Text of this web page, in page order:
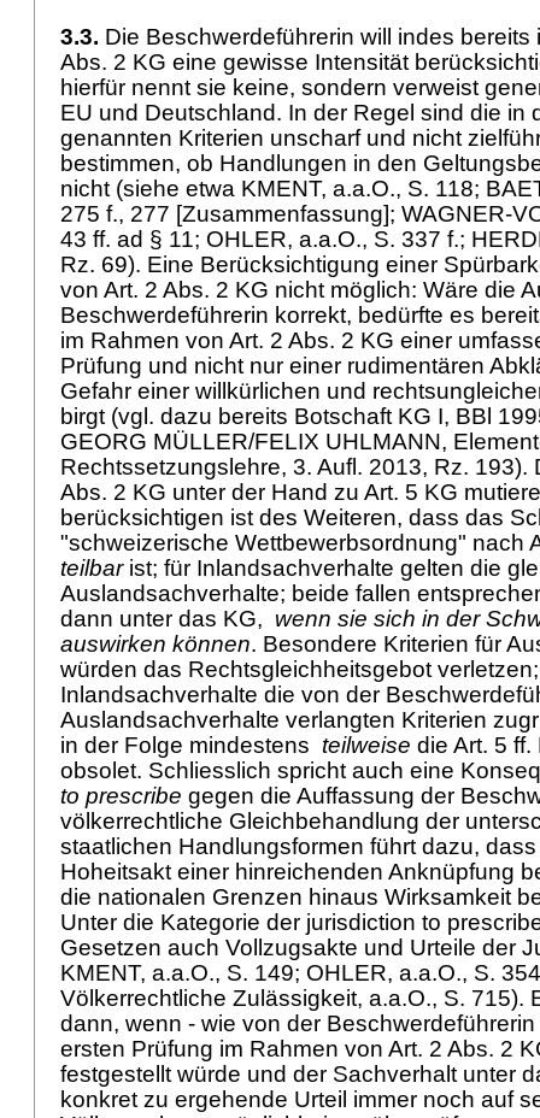
3.3. Die Beschwerdeführerin will indes
Abs. 2 KG eine gewisse Intensität
hierfür nennt sie keine, sondern verweist
EU und Deutschland. In der Regel sind die in
genannten Kriterien unscharf und nicht
bestimmen, ob Handlungen in den
nicht (siehe etwa KMENT, a.a.O., S. 118;
275 f., 277 [Zusammenfassung]; WAGNER-
43 ff. ad § 11; OHLER, a.a.O., S. 337 f.;
Rz. 69). Eine Berücksichtigung einer
von Art. 2 Abs. 2 KG nicht möglich: Wäre die
Beschwerdeführerin korrekt, bedürfte es
im Rahmen von Art. 2 Abs. 2 KG einer
Prüfung und nicht nur einer rudimentären
Gefahr einer willkürlichen und
birgt (vgl. dazu bereits Botschaft KG I, BBl
GEORG MÜLLER/FELIX UHLMANN,
Rechtssetzungslehre, 3. Aufl. 2013, Rz. 193).
Abs. 2 KG unter der Hand zu Art. 5 KG
berücksichtigen ist des Weiteren, dass das
"schweizerische Wettbewerbsordnung" nach
teilbarist; für Inlandsachverhalte gelten die
Auslandsachverhalte; beide fallen
dann unter das KG, wenn sie sich in der
auswirken können. Besondere Kriterien für
würden das Rechtsgleichheitsgebot
Inlandsachverhalte die von der
Auslandsachverhalte verlangten Kriterien
in der Folge mindestens teilweise die Art. 5 ff.
obsolet. Schliesslich spricht auch eine
to prescribe gegen die Auffassung der
völkerrechtliche Gleichbehandlung der
staatlichen Handlungsformen führt dazu,
Hoheitsakt einer hinreichenden Anknüpfung
die nationalen Grenzen hinaus Wirksamkeit
Unter die Kategorie der jurisdiction to
Gesetzen auch Vollzugsakte und Urteile der
KMENT, a.a.O., S. 149; OHLER, a.a.O., S.
Völkerrechtliche Zulässigkeit, a.a.O., S. 715).
dann, wenn - wie von der
ersten Prüfung im Rahmen von Art. 2 Abs. 2
festgestellt würde und der Sachverhalt unter
konkret zu ergehende Urteil immer noch auf